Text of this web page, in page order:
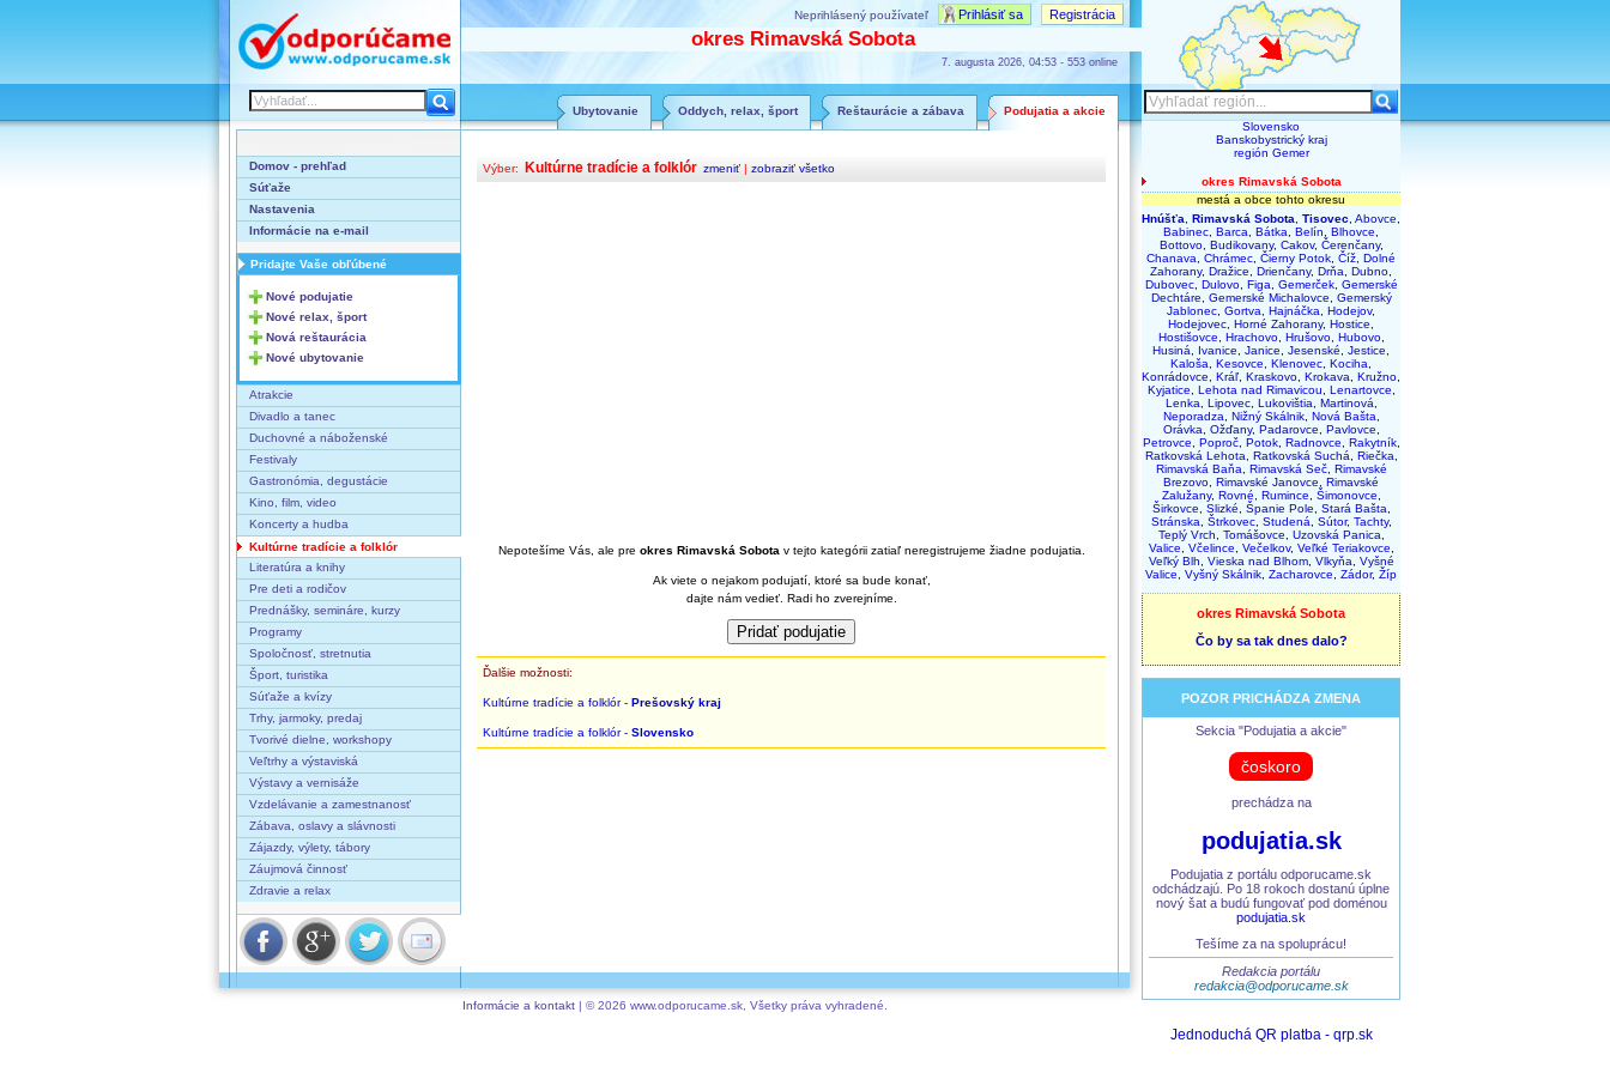
Neprihlásený používateľ Prihlásiť sa Registrácia
okres Rimavská Sobota
7. augusta 2026, 04:53 - 553 online
Podujatia a akcie
Reštaurácie a zábava
Oddych, relax, šport
Ubytovanie
Domov - prehľad
Súťaže
Nastavenia
Informácie na e-mail
Pridajte Vaše obľúbené
Nové podujatie
Nové relax, šport
Nová reštaurácia
Nové ubytovanie
Atrakcie
Divadlo a tanec
Duchovné a náboženské
Festivaly
Gastronómia, degustácie
Kino, film, video
Koncerty a hudba
Kultúrne tradície a folklór
Literatúra a knihy
Pre deti a rodičov
Prednášky, semináre, kurzy
Programy
Spoločnosť, stretnutia
Šport, turistika
Súťaže a kvízy
Trhy, jarmoky, predaj
Tvorivé dielne, workshopy
Veľtrhy a výstaviská
Výstavy a vernisáže
Vzdelávanie a zamestnanosť
Zábava, oslavy a slávnosti
Zájazdy, výlety, tábory
Záujmová činnosť
Zdravie a relax
Výber: Kultúrne tradície a folklór zmeniť | zobraziť všetko
Nepotešíme Vás, ale pre okres Rimavská Sobota v tejto kategórii zatiaľ neregistrujeme žiadne podujatia.
Ak viete o nejakom podujatí, ktoré sa bude konať,
dajte nám vedieť. Radi ho zverejníme.
Ďalšie možnosti:
Kultúrne tradície a folklór - Prešovský kraj
Kultúrne tradície a folklór - Slovensko
Informácie a kontakt| © 2026 www.odporucame.sk, Všetky práva vyhradené.
Slovensko
Banskobystrický kraj
región Gemer
okres Rimavská Sobota
mestá a obce tohto okresu
Hnúšťa
Rimavská Sobota Tisovec Abovce
Babinec Barca Bátka Belín Blhovce
Bottovo, Budikovany, Cakov, Čerenčany,
Chanava
Chrámec Čierny Potok Číž Dolné
Zahorany, Dražice Drienčany, Drňa Dubno
Dubovec, Dulovo, Figa Gemerček, Gemerské
Dechtáre
Gemerské Michalovce
Gemerský
Jablonec Gortva Hajnáčka Hodejov,
Hodejovec Horné Zahorany, Hostice
Hostišovce
Hrachovo, Hrušovo, Hubovo,
Husiná
Ivanice Janice Jesenské Jestice
Kaloša
Kesovce Klenovec Kociha
Konrádovce
Kráľ Kraskovo Krokava Kružno
Kyjatice
Lehota nad Rimavicou Lenartovce
Lenka
Lipovec, Lukovištia Martinová
Neporadza
Nižný Skálnik, Nová Bašta
Orávka
Ožďany, Padarovce Pavlovce
Petrovce
Poproč, Potok, Radnovce Rakytník,
Ratkovská Lehota
Ratkovská Suchá Riečka
Rimavská Baňa
Rimavská Seč, Rimavské
Brezovo Rimavské Janovce
Rimavské
Zalužany, Rovné Rumince Šimonovce
Širkovce
Slizké Španie Pole Stará Bašta
Stránska
Štrkovec, Studená Sútor, Tachty,
Teplý Vrch
Tomášovce Uzovská Panica
Valice
Včelince Večelkov, Veľké Teriakovce
Veľký Blh
Vieska nad Blhom, Vlkyňa
Vyšné
Valice
Vyšný Skálnik Zacharovce Zádor, Žíp
okres Rimavská Sobota
Čo by sa tak dnes dalo?
POZOR PRICHÁDZA ZMENA
Sekcia "Podujatia a akcie"
čoskoro
prechádza na
podujatia.sk
Podujatia z portálu odporucame.sk
odchádzajú. Po 18 rokoch dostanú úplne
nový šat a budú fungovať pod doménou
podujatia.sk
Tešíme za na spoluprácu!
Redakcia portálu
redakcia@odporucame.sk
Jednoduchá QR platba - qrp.sk